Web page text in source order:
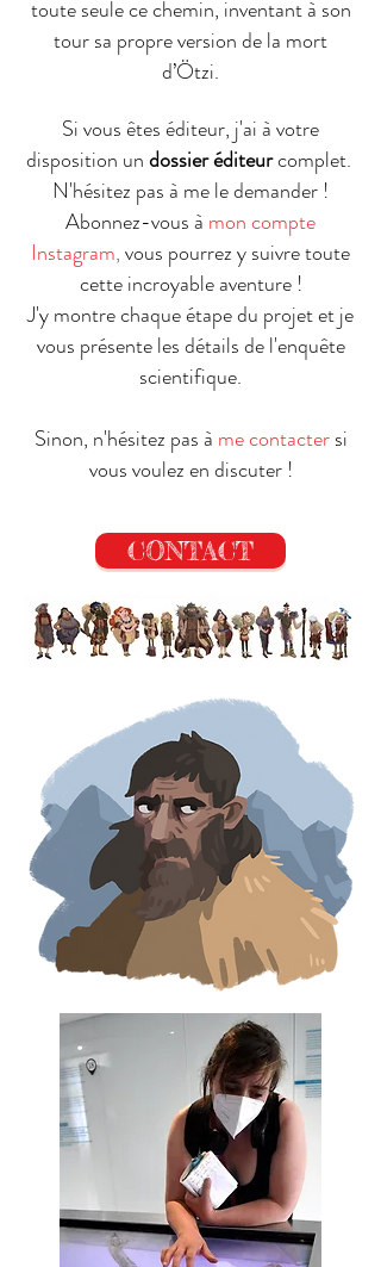
toute seule ce chemin, inventant à son
tour sa propre version de la mort
d’Ötzi.
Si vous êtes éditeur, j'ai à votre
disposition undossier éditeurcomplet.
N'hésitez pas à me le demander !
Abonnez-vous à mon compte
Instagram,vous pourrez y suivre toute
cette incroyable aventure !
J'y montre chaque étape du projet et je
vous présente les détails de l'enquête
scientifique.
Sinon, n'hésitez pas à me contactersi
vous voulez en discuter !
CONTACT